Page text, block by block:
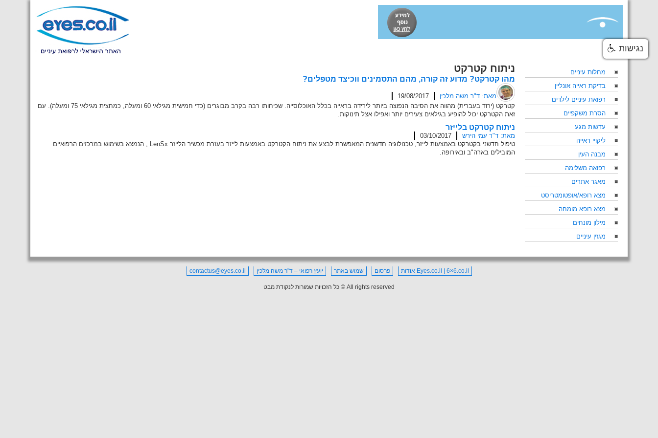
content
מחלות עיניים
בדיקת ראייה אונליין
רפואת עיניים לילדים
הסרת משקפיים
עדשות מגע
ליקויי ראייה
מבנה העין
רפואה משלימה
מאגר אתרים
מצא רופא/אופטומטריסט
מצא רופא מומחה
מילון מונחים
מגזין עיניים
ניתוח קטרקט
מהו קטרקט? מדוע זה קורה, מהם התסמינים ווכיצד מטפלים?
מאת: ד"ר משה מלכין
19/08/2017
קטרקט (ירוד בעברית) מהווה את הסיבה הנפוצה ביותר לירידה בראייה בכלל האוכלוסייה. שכיחותו רבה בקרב מבוגרים (כדי חמישית מגילאי 60 ומעלה, כמחצית מגילאי 75 ומעלה). עם
זאת הקטרקט יכול להופיע בגילאים צעירים יותר ואפילו אצל תינוקות.
ניתוח קטרקט בלייזר
מאת: ד"ר עמי הירש
03/10/2017
טיפול חדשני בקטרקט באמצעות לייזר, טכנולוגיה חדשנית המאפשרת לבצע את ניתוח הקטרקט באמצעות לייזר בעזרת מכשיר הלייזר LenSx , הנמצא בשימוש במרכזים הרפואיים
המובילים בארה"ב ובאירופה.
Eyes.co.il | 6×6.co.il אודות פרסום שמוש באתר יועץ רפואי – ד"ר משה מלכין contactus@eyes.co.il
All rights reserved © כל הזכויות שמורות לנקודת מבט
נגישות